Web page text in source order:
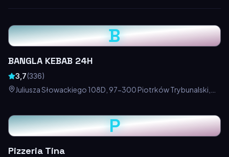
B
BANGLA KEBAB 24H
3,7(336)
Juliusza Słowackiego 108D, 97-300 Piotrków Trybunalski,
P
Pizzeria Tina